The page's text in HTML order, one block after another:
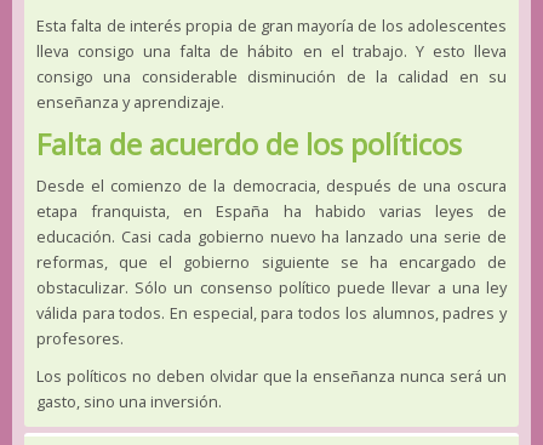
Esta falta de interés propia de gran mayoría de los adolescentes
lleva consigo una falta de hábito en el trabajo. Y esto lleva
consigo una considerable disminución de la calidad en su
enseñanza y aprendizaje.
Falta de acuerdo de los políticos
Desde el comienzo de la democracia, después de una oscura
etapa franquista, en España ha habido varias leyes de
educación. Casi cada gobierno nuevo ha lanzado una serie de
reformas, que el gobierno siguiente se ha encargado de
obstaculizar. Sólo un consenso político puede llevar a una ley
válida para todos. En especial, para todos los alumnos, padres y
profesores.
Los políticos no deben olvidar que la enseñanza nunca será un
gasto, sino una inversión.